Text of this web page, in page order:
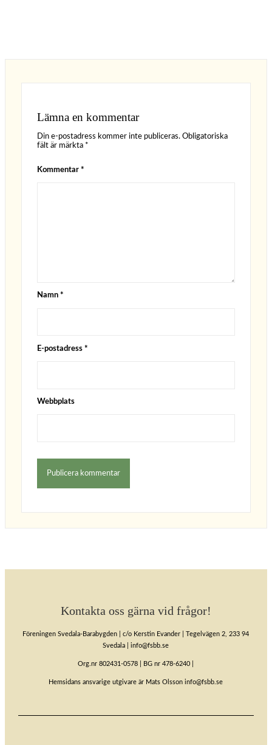
Lämna en kommentar
Din e-postadress kommer inte publiceras. Obligatoriska
fält är märkta *
Kommentar*
Namn*
E-postadress*
Webbplats
Kontakta oss gärna vid frågor!
Föreningen Svedala-Barabygden | c/o Kerstin Evander | Tegelvägen 2, 233 94
Svedala | info@fsbb.se
Org.nr 802431-0578 | BG nr 478-6240 |
Hemsidans ansvarige utgivare är Mats Olsson info@fsbb.se